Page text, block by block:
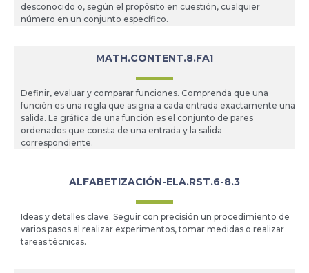
desconocido o, según el propósito en cuestión, cualquier
número en un conjunto específico.
MATH.CONTENT.8.FA1
Definir, evaluar y comparar funciones. Comprenda que una
función es una regla que asigna a cada entrada exactamente una
salida. La gráfica de una función es el conjunto de pares
ordenados que consta de una entrada y la salida
correspondiente.
ALFABETIZACIÓN-ELA.RST.6-8.3
Ideas y detalles clave. Seguir con precisión un procedimiento de
varios pasos al realizar experimentos, tomar medidas o realizar
tareas técnicas.